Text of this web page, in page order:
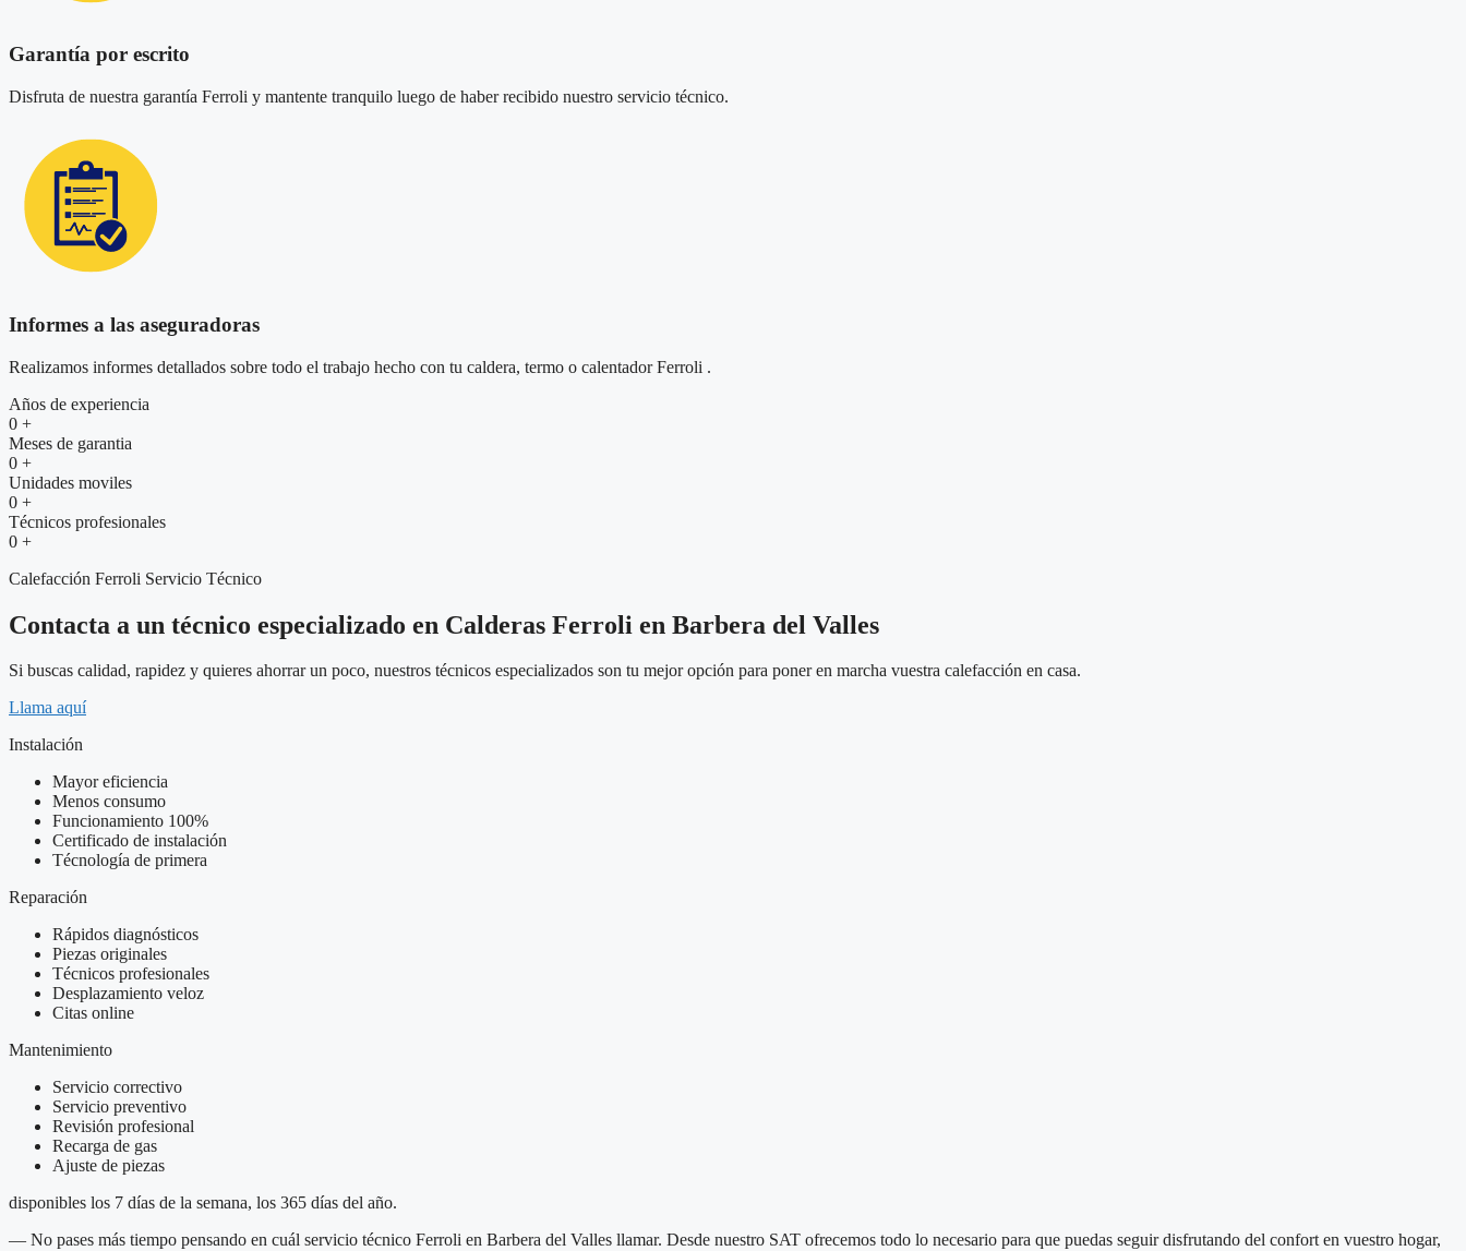
Garantía por escrito
Disfruta de nuestra garantía Ferroli y mantente tranquilo luego de haber recibido nuestro servicio técnico.
Informes a las aseguradoras
Realizamos informes detallados sobre todo el trabajo hecho con tu caldera, termo o calentador Ferroli .
Años de experiencia
0 +
Meses de garantia
0 +
Unidades moviles
0 +
Técnicos profesionales
0 +
Calefacción Ferroli Servicio Técnico
Contacta a un técnico especializado en Calderas Ferroli en Barbera del Valles
Si buscas calidad, rapidez y quieres ahorrar un poco, nuestros técnicos especializados son tu mejor opción para poner en marcha vuestra calefacción en casa.
Llama aquí
Instalación
Mayor eficiencia
Menos consumo
Funcionamiento 100%
Certificado de instalación
Técnología de primera
Reparación
Rápidos diagnósticos
Piezas originales
Técnicos profesionales
Desplazamiento veloz
Citas online
Mantenimiento
Servicio correctivo
Servicio preventivo
Revisión profesional
Recarga de gas
Ajuste de piezas
disponibles los 7 días de la semana, los 365 días del año.
— No pases más tiempo pensando en cuál servicio técnico Ferroli en Barbera del Valles llamar. Desde nuestro SAT ofrecemos todo lo necesario para que puedas seguir disfrutando del confort en vuestro hogar,